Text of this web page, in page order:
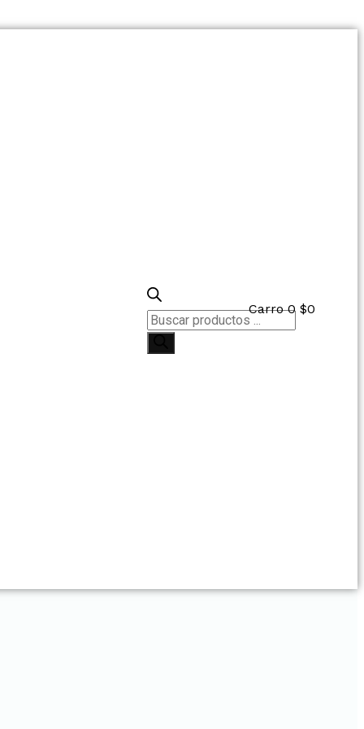
Carro 0 $0